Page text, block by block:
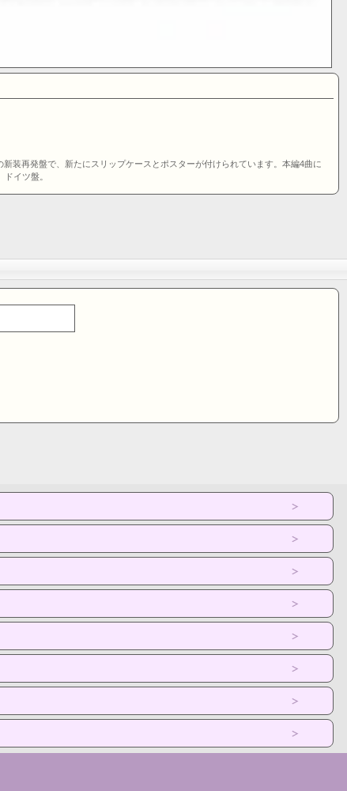
装再発盤で、新たにスリップケースとポスターが付けられています。本編4曲に
イツ盤。